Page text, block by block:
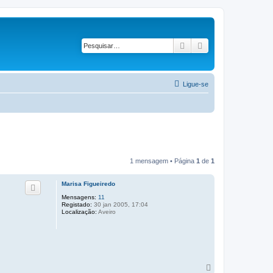
Pesquisar
Ligue-se
1 mensagem • Página 1 de 1
Marisa Figueiredo
Mensagens: 11
Registado: 30 jan 2005, 17:04
Localização: Aveiro